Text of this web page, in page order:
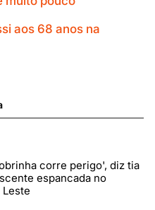
aos 68 anos na
corre perigo', diz tia
espancada no